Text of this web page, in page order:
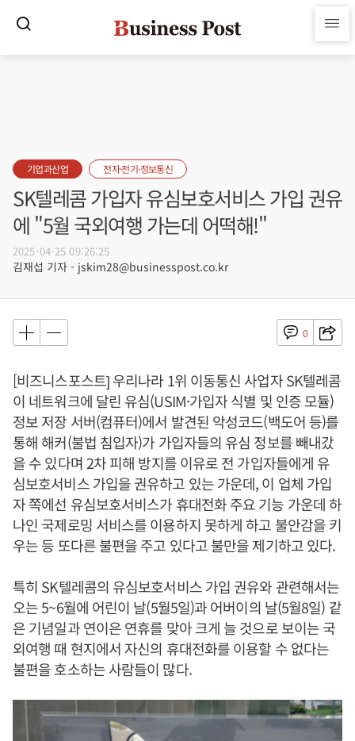
기업과산업 전자·전기·정보통신
SK텔레콤 가입자 유심보호서비스 가입 권유
에 "5월 국외여행 가는데 어떡해!"
2025-04-25 09:26:25
김재섭 기자 - jskim28@businesspost.co.kr
0
[비즈니스포스트] 우리나라 1위 이동통신 사업자 SK텔레콤
이 네트워크에 달린 유심(USIM·가입자 식별 및 인증 모듈)
정보 저장 서버(컴퓨터)에서 발견된 악성코드(백도어 등)를
통해 해커(불법 침입자)가 가입자들의 유심 정보를 빼내갔
을 수 있다며 2차 피해 방지를 이유로 전 가입자들에게 유
심보호서비스 가입을 권유하고 있는 가운데, 이 업체 가입
자 쪽에선 유심보호서비스가 휴대전화 주요 기능 가운데 하
나인 국제로밍 서비스를 이용하지 못하게 하고 불안감을 키
우는 등 또다른 불편을 주고 있다고 불만을 제기하고 있다.
특히 SK텔레콤의 유심보호서비스 가입 권유와 관련해서는
오는 5~6월에 어린이 날(5월5일)과 어버이의 날(5월8일) 같
은 기념일과 연이은 연휴를 맞아 크게 늘 것으로 보이는 국
외여행 때 현지에서 자신의 휴대전화를 이용할 수 없다는
불편을 호소하는 사람들이 많다.